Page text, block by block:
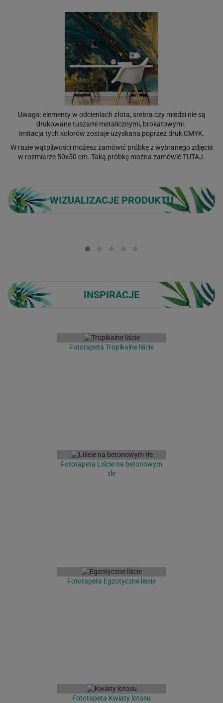
Uwaga: elementy w odcieniach złota, srebra czy miedzi nie są
drukowane tuszami metalicznymi, brokatowymi.
Imitacja tych kolorów zostaje uzyskana poprzez druk CMYK.
W razie wątpliwości możesz zamówić próbkę z wybranego zdjęcia
w rozmiarze 50x50 cm. Taką próbkę można zamówićTUTAJ.
WIZUALIZACJE PRODUKTU
INSPIRACJE
Fototapeta Tropikalne liście
Fototapeta Liście na betonowym
tle
Fototapeta Egzotyczne liście
Fototapeta Kwiaty lotosu